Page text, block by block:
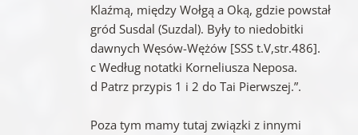
Klaźmą, między Wołgą a Oką, gdzie powstał
gród Susdal (Suzdal). Były to niedobitki
dawnych Węsów-Wężów [SSS t.V,str.486].
c Według notatki Korneliusza Neposa.
d Patrz przypis 1 i 2 do Tai Pierwszej.”.
Poza tym mamy tutaj związki z innymi